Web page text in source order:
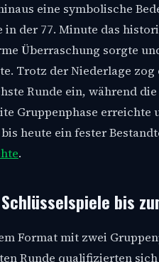
eine symbolische
in der 77. Minute das
Überraschung sorgte
Trotz der Niederlage zog
Runde ein, während die
Gruppenphase erreichte
heute ein fester
.
bis
Format mit zwei
Runde qualifizierten